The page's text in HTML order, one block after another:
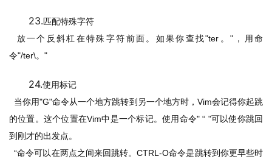
23.匹配特殊字符
放一个反斜杠在特殊字符前面。如果你查找"ter 。 "，用命
令"/ter\。 "
24.使用标记
当你用"G"命令从一个地方跳转到另一个地方时， Vim会记得你起跳
的位置。这个位置在Vim中是一个标记。使用命令" “ "可以使你跳回
到刚才的出发点。
“命令可以在两点之间来回跳转。CTRL-O命令是跳转到你更早些时